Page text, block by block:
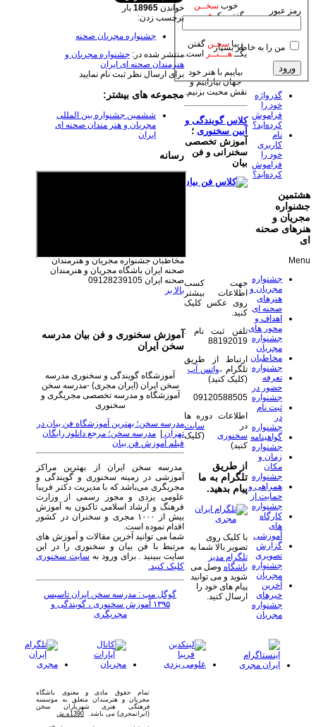
خواندن 18965بار
برچسب زدن:
جشنواره مجریان صحنه
منتشر شده در: جشنواره مجریان و
هنرمندان صحنه ای ایران
برای ارسال نظر ثبت نام نمایید
مجموعه های بیشتر:
ششمین جشنواره بین المللی
مجریان و هنر مندان صحنه ای
ایران
رسانه
مخاطبان جشنواره مجریان و هنرمندان
صحنه ایران باشگاه مجریان و هنرمندان
صحنه ایران 09128239105
بالا بر
آموزش سخنوری و فن بیان مدرسه
سخن ایران
آموزشگاه گویندگی و سخنوری مدرسه
سخن ایران (ایران مجری) -مدرسه سخن
آموزشگاه و مدرسه تخصصی مجریگری و
سخنوری
مدرسه سخن؛ بهترین آموزشگاه فن بیان در
تهران | مدرسه سخن؛ مرجع دانلود رایگان
فیلم آموزش فن بیان
مدرسه سخن ایران از بهترین مراکز
آموزشی در زمینه سخنوری و گویندگی و
مجریگری می‌باشد که با مدیریت دکتر فریبا
علومی یزدی و مجوز رسمی از وزارت
فرهنگ و ارشاد اسلامی تاکنون به آموزش
بیش از ۱۰۰۰ مجری و سخنران در کشور
اقدام نموده است.
شما می توانید آخرین مقالات و آموزش های
مرتبط با فن بیان و سخنوری را در این
سایت ببینید . برای ورود به سایت سخنوری
کلیک کنید.
گوگل مپ : مدرسه سخن ایران تاسیس
۱۳۹۵ آموزش سخنوری ، گویندگی و
مجریگری
خوب سخــن
گفتن یکـفـــــن
زیبا سخـنگفتن
یکــهـــنــر
است.
بیاییم با هنر خود
جهان بیاراییم و
نقش محبت بزنیم.
کلاس گویندگی و
آیین سخنوری ؛
آموزش تخصصی
سخنرانی و فن
بیان
جهت کسب
اطلاعات بیشتر
روی عکس کلیک
کنید.
تلفن ثبت نام :
88192019
ارتباط از طریق
تلگرام ،واتس آپ
(کلیک کنید)
09120588505
اطلاعات دوره ها
در سایت
سخنوری (کلیک
کنید)
از طریق
تلگرام به ما
پیام بدهید.
با کلیک روی
تصویر بالا شما به
تلگرام مدیر
باشگاه وصل می
شوید و می توانید
پیام های خود را
ارسال کنید.
رمز عبور
من را به خاطر بسپار
گذرواژه
خود را
فراموش
کرده‌اید؟
نام
کاربری
خود را
فراموش
کرده‌اید؟
هشتمین
جشنواره
مجریان و
هنرهای صحنه
ای
Menu
جشنواره
مجریان و
هنرهای
صحنه ای
اهداف و
محور های
جشنواره
مجریان
مخاطبان
جشنواره
تعرفه
حضور در
جشنواره
ثبت نام
در
جشنواره
گواهینامه
جشنواره
زمان و
مکان
جشنواره
همراهی و
حمایت از
جشنواره
کارگاه
های
آموزشی
گزارش
تصویری
جشنواره
مجریان
آخرین
خبرهای
جشنواره
مجریان
تمام حقوق مادی و معنوی باشگاه
مجریان و هنرمندان متعلق به موسسه
فرهنگی هنری شهریاران سخن
(ایرانمجری) می باشد. 1390ه.ش